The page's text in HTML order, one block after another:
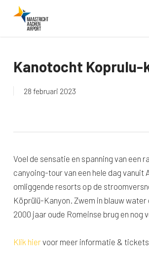
Kanotocht Koprulu-
28 februari 2023
Voel de sensatie en spanning van een
canyoing-tour van een hele dag vanuit
omliggende resorts op de
Köprülü-Kanyon. Zwem in blauw water
2000 jaar oude Romeinse brug en nog
Klik hiervoor meer informatie & tickets